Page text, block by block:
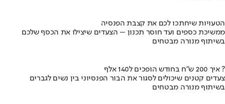
הטעויות שיחתכו לכם את קצבת הפנסיה
ממשיכת כספים ועד חוסר תכנון – הצעדים שיצילו את הכסף שלכם
בשיתוף מנורה מבטחים
איך 200 ש"ח בחודש הופכים ל140 אלף ?
צעדים קטנים שיכולים לסגור את הבור הפנסיוני בין נשים לגברים
בשיתוף מנורה מבטחים